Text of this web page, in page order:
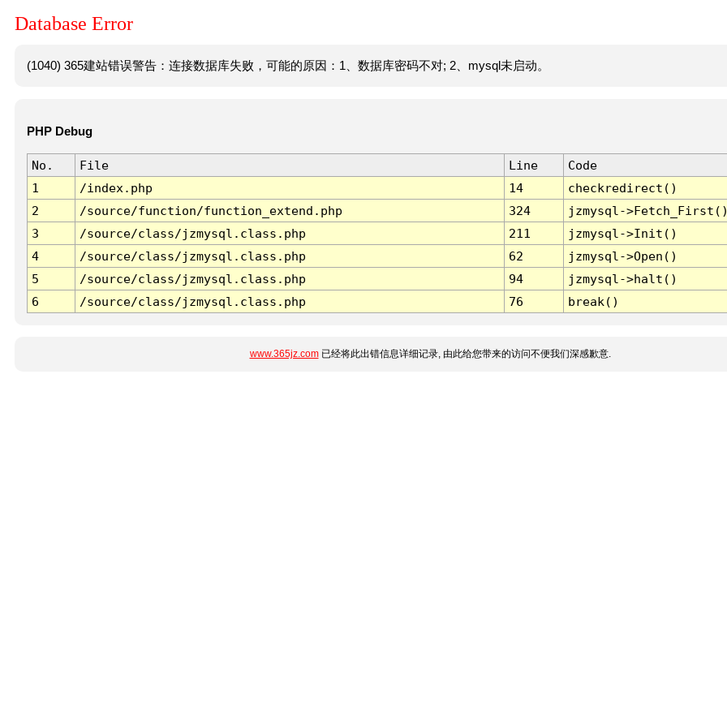
Database Error
(1040) 365建站错误警告：连接数据库失败，可能的原因：1、数据库密码不对; 2、mysql未启动。
PHP Debug
No. File Line
Code
1
/index.php 14
checkredirect()
2
/source/function/function_extend.php 324
jzmysql-
3
/source/class/jzmysql.class.php 211
jzmysql->Init()
4
/source/class/jzmysql.class.php 62
jzmysql->Open()
5
/source/class/jzmysql.class.php 94
jzmysql->halt()
6
/source/class/jzmysql.class.php 76 break()
www.365jz.com已经将此出错信息详细记录, 由此给您带来的访问不便我们深感歉意.